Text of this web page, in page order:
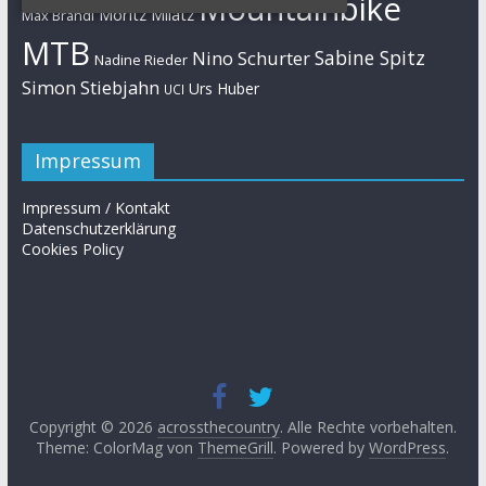
Max Brandl Moritz Milatz Mountainbike
MTB Nadine Rieder Nino SchurterSabine Spitz
Simon Stiebjahn UCI Urs Huber
Impressum
Impressum / Kontakt
Datenschutzerklärung
Cookies Policy
Copyright © 2026 acrossthecountry. Alle Rechte vorbehalten.
Theme: ColorMag von ThemeGrill. Powered byWordPress.